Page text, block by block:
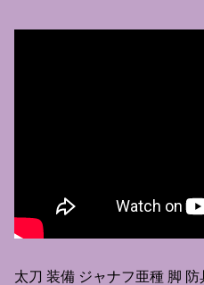
太刀 装備 ジャナフ亜種 脚